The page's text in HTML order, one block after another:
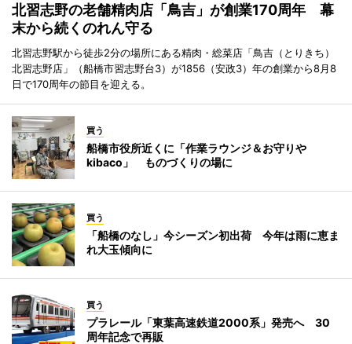
北習志野の老舗精肉店「鳥吉」が創業170周年 幕
末から続くのれん守る
北習志野駅から徒歩2分の場所にある精肉・総菜店「鳥吉（とりきち）
北習志野店」（船橋市習志野台3）が1856（安政3）年の創業から8月8
日で170周年の節目を迎える。
買う
船橋市役所近くに「作業ラウンジ＆お守りや
kibaco」 ものづくりの場に
買う
「船橋のなし」今シーズン初出荷 今年は雨に恵ま
れ大玉傾向に
買う
プラレール「東葉高速鉄道2000系」発売へ 30
周年記念で再販